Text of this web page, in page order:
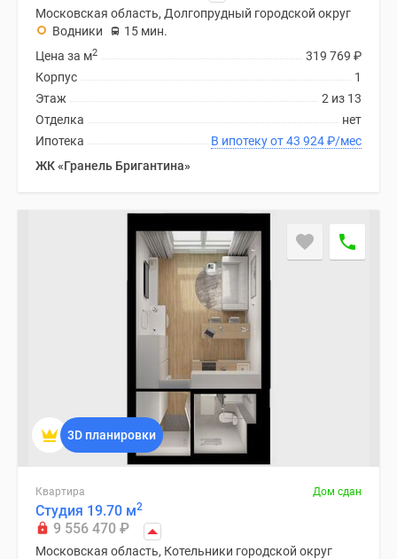
Московская область, Долгопрудный городской округ
Водники
15 мин.
319 769 ₽
Цена за м2
1
Корпус
2 из 13
Этаж
нет
Отделка
В ипотеку от 43 924₽/мес
Ипотека
ЖК «Гранель Бригантина»
3D планировки
Квартира Дом сдан
Студия 19.70 м2
9 556 470 ₽
Московская область, Котельники городской округ